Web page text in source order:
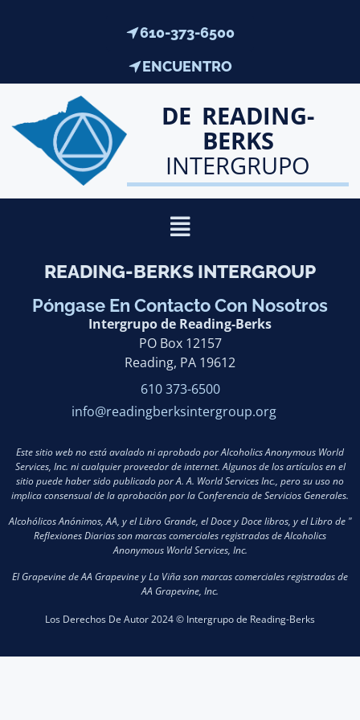
ENCUENTRO
610-373-6500
DE READING-
BERKS
INTERGRUPO
READING-BERKS INTERGROUP
Póngase En Contacto Con Nosotros
Intergrupo de Reading-Berks
PO Box 12157
Reading, PA 19612
610 373-6500
info@readingberksintergroup.org
Este sitio web no está avalado ni aprobado por Alcoholics Anonymous World
Services, Inc. ni cualquier proveedor de internet. Algunos de los artículos en el
sitio puede haber sido publicado por A. A. World Services Inc., pero su uso no
implica consensual de la aprobación por la Conferencia de Servicios Generales.
Alcohólicos Anónimos, AA, y el Libro Grande, el Doce y Doce libros, y el Libro de "
Reflexiones Diarias son marcas comerciales registradas de Alcoholics
Anonymous World Services, Inc.
El Grapevine de AA Grapevine y La Viña son marcas comerciales registradas de
AA Grapevine, Inc.
Los Derechos De Autor 2024 © Intergrupo de Reading-Berks